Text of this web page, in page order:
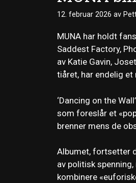
12. februar 2026 av
MUNA har holdt
Saddest Factory,
av Katie Gavin,
tiåret, har endelig et
‘Dancing on the
som foreslår et
brenner mens de
Albumet, fortsetter
av politisk
kombinere